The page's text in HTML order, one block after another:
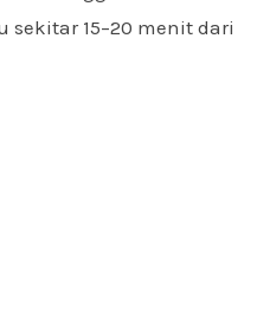
sekitar 15–20 menit dari